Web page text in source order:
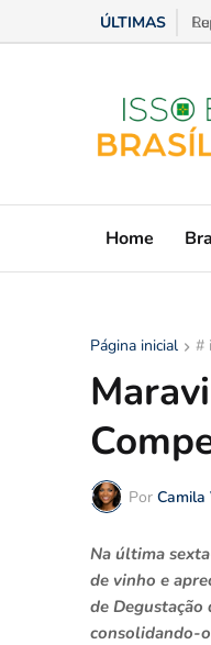
ÚLTIMAS
Home
Página inicial #
Por Camila
Na última
de vinho e
de Degustação
consolidando-